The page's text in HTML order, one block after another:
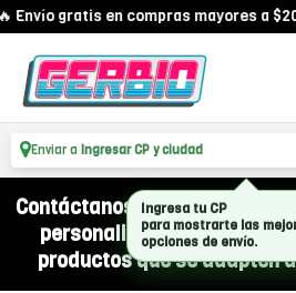
Envío gratis en compras mayores a
Enviar a Ingresar CP y ciudad
Contáctanos por WhatsApp y
personalizado para
productos que se adapten